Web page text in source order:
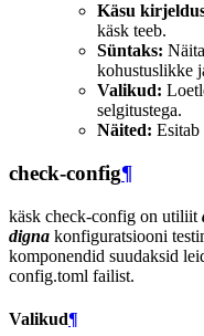
Käsu
käsk teeb.
Süntaks:
kohustuslikke
Valikud:
selgitustega.
Näited: Esitab
check-config¶
käsk check-config on utiliit
digna konfiguratsiooni
komponendid suudaksid
config.toml failist.
Valikud¶